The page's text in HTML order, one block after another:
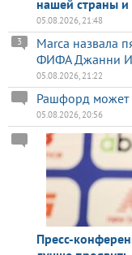
нашей страны и
05.08.2026, 21:48
Marca назвала
ФИФА Джанни
3
05.08.2026, 21:22
Рашфорд может
05.08.2026, 20:56
Пресс-